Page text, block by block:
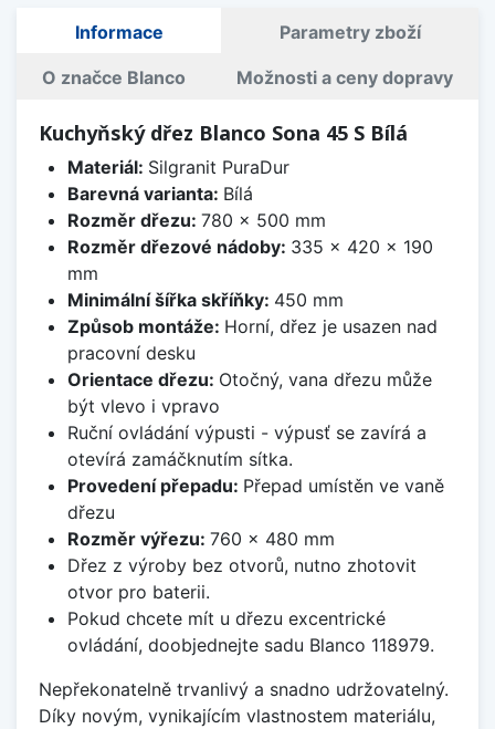
Informace Parametry zboží
O značce Blanco Možnosti a ceny dopravy
Kuchyňský dřez Blanco Sona 45 S Bílá
Materiál: Silgranit PuraDur
Barevná varianta: Bílá
Rozměr dřezu: 780 x 500 mm
Rozměr dřezové nádoby: 335 x 420 x 190
mm
Minimální šířka skříňky: 450 mm
Způsob montáže: Horní, dřez je usazen nad
pracovní desku
Orientace dřezu: Otočný, vana dřezu může
být vlevo i vpravo
Ruční ovládání výpusti - výpusť se zavírá a
otevírá zamáčknutím sítka.
Provedení přepadu: Přepad umístěn ve vaně
dřezu
Rozměr výřezu: 760 x 480 mm
Dřez z výroby bez otvorů, nutno zhotovit
otvor pro baterii.
Pokud chcete mít u dřezu excentrické
ovládání, doobjednejte sadu Blanco 118979.
Nepřekonatelně trvanlivý a snadno udržovatelný.
Díky novým, vynikajícím vlastnostem materiálu,